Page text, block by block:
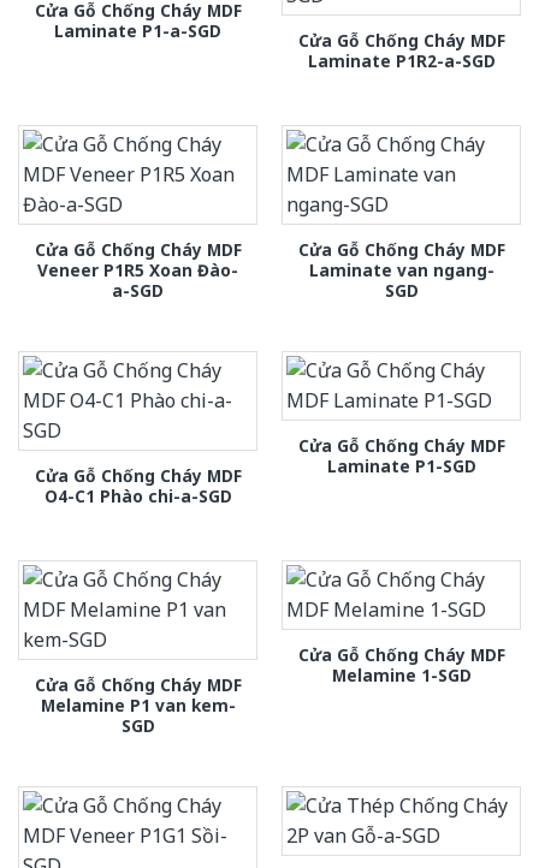
Cửa Gỗ Chống Cháy MDF
Laminate P1-a-SGD
Cửa Gỗ Chống Cháy MDF
Laminate P1R2-a-SGD
Cửa Gỗ Chống Cháy MDF
Veneer P1R5 Xoan Đào-
a-SGD
Cửa Gỗ Chống Cháy MDF
Laminate van ngang-
SGD
Cửa Gỗ Chống Cháy MDF
O4-C1 Phào chi-a-SGD
Cửa Gỗ Chống Cháy MDF
Laminate P1-SGD
Cửa Gỗ Chống Cháy MDF
Melamine P1 van kem-
SGD
Cửa Gỗ Chống Cháy MDF
Melamine 1-SGD